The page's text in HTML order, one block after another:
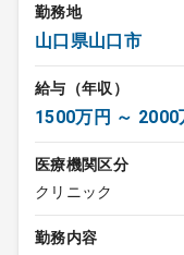
勤務地
山口県山口市
給与（年収）
1500万円 ～ 2000
医療機関区分
クリニック
勤務内容